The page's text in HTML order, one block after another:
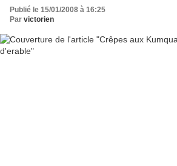
Publié le 15/01/2008 à 16:25
Par victorien